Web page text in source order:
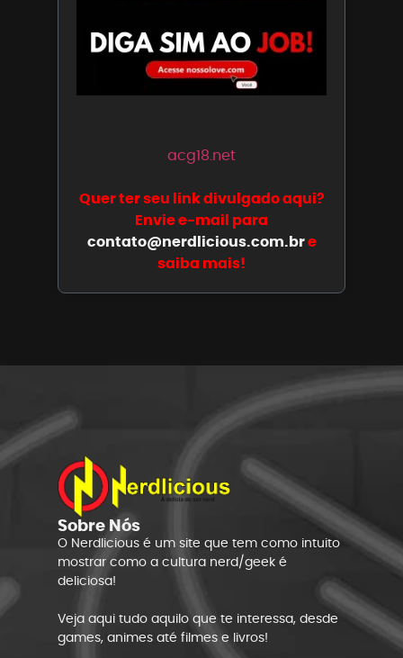
acg18.net
Quer ter seu link divulgado aqui?
Envie e-mail para
contato@nerdlicious.com.bre
saiba mais!
Sobre Nós
O Nerdlicious é um site que tem como intuito
mostrar como a cultura nerd/geek é
deliciosa!
Veja aqui tudo aquilo que te interessa, desde
games, animes até filmes e livros!